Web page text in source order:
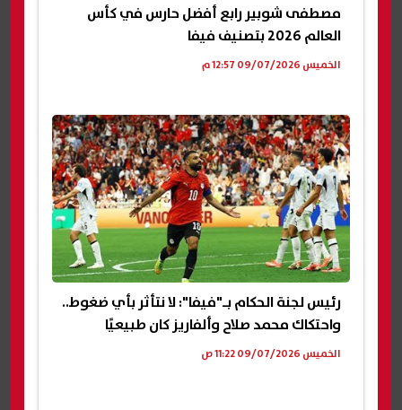
مصطفى شوبير رابع أفضل حارس في كأس
العالم 2026 بتصنيف فيفا
الخميس 09/07/2026 12:57 م
رئيس لجنة الحكام بـ"فيفا": لا نتأثر بأي ضغوط..
واحتكاك محمد صلاح وألفاريز كان طبيعيًا
الخميس 09/07/2026 11:22 ص